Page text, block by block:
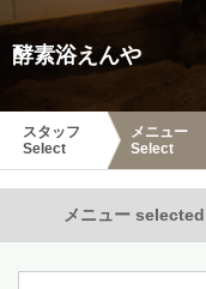
酵素浴えんや
スタッフ
Select
メニュー
Select
メニュー selected